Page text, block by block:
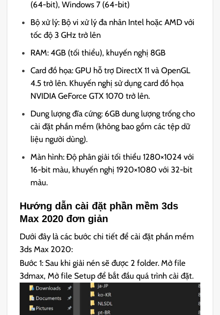
(64-bit), Windows 7 (64-bit)
Bộ xử lý: Bộ vi xử lý đa nhân Intel hoặc AMD với
tốc độ 3 GHz trở lên
RAM: 4GB (tối thiểu), khuyến nghị 8GB
Card đồ họa: GPU hỗ trợ DirectX 11 và OpenGL
4.5 trở lên. Khuyến nghị sử dụng card đồ họa
NVIDIA GeForce GTX 1070 trở lên.
Dung lượng đĩa cứng: 6GB dung lượng trống cho
cài đặt phần mềm (không bao gồm các tệp dữ
liệu người dùng).
Màn hình: Độ phân giải tối thiểu 1280×1024 với
16-bit màu, khuyến nghị 1920×1080 với 32-bit
màu.
Hướng dẫn cài đặt phần mềm 3ds
Max 2020 đơn giản
Dưới đây là các bước chi tiết để cài đặt phần mềm
3ds Max 2020:
Bước 1: Sau khi giải nén sẽ được 2 folder. Mở file
3dmax, Mở file Setup để bắt đầu quá trình cài đặt.